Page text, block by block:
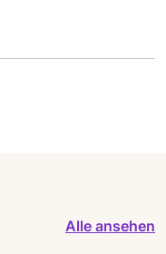
Alle ansehen